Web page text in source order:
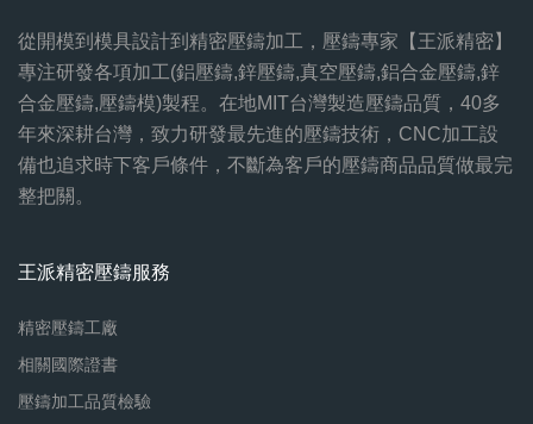
從開模到模具設計到精密壓鑄加工，壓鑄專家【王派精密】
專注研發各項加工(鋁壓鑄,鋅壓鑄,真空壓鑄,鋁合金壓鑄,鋅
合金壓鑄,壓鑄模)製程。在地MIT台灣製造壓鑄品質，40多
年來深耕台灣，致力研發最先進的壓鑄技術，CNC加工設
備也追求時下客戶條件，不斷為客戶的壓鑄商品品質做最完
整把關。
王派精密壓鑄服務
精密壓鑄工廠
相關國際證書
壓鑄加工品質檢驗